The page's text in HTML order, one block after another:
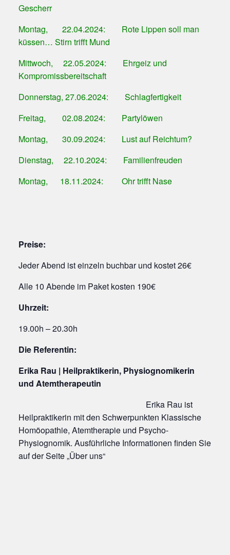
Gescherr
Montag, 22.04.2024: Rote Lippen soll man
küssen… Stirn trifft Mund
Mittwoch, 22.05.2024: Ehrgeiz und
Kompromissbereitschaft
Donnerstag, 27.06.2024: Schlagfertigkeit
Freitag, 02.08.2024: Partylöwen
Montag, 30.09.2024: Lust auf Reichtum?
Dienstag, 22.10.2024: Familienfreuden
Montag, 18.11.2024: Ohr trifft Nase
Preise:
Jeder Abend ist einzeln buchbar und kostet 26€
Alle 10 Abende im Paket kosten 190€
Uhrzeit:
19.00h – 20.30h
Die Referentin:
Erika Rau | Heilpraktikerin, Physiognomikerin
und Atemtherapeutin
Erika Rau ist
Heilpraktikerin mit den Schwerpunkten Klassische
Homöopathie, Atemtherapie und Psycho-
Physiognomik. Ausführliche Informationen finden Sie
auf der Seite „Über uns“